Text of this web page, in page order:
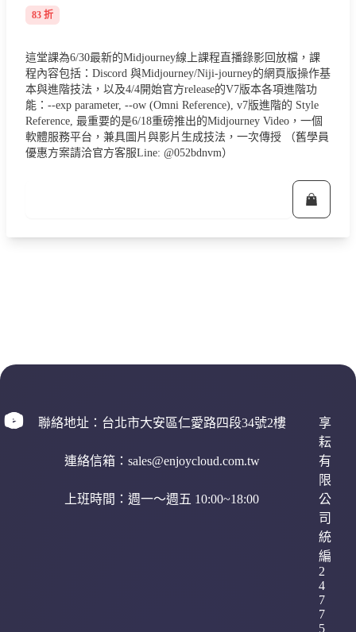
83 折
這堂課為6/30最新的Midjourney線上課程直播錄影回放檔，課
程內容包括：Discord 與Midjourney/Niji-journey的網頁版操作基
本與進階技法，以及4/4開始官方release的V7版本各項進階功
能：--exp parameter, --ow (Omni Reference), v7版進階的 Style
Reference, 最重要的是6/18重磅推出的Midjourney Video，一個
軟體服務平台，兼具圖片與影片生成技法，一次傳授 （舊學員
優惠方案請洽官方客服Line: @052bdnvm）
享
耘
有
限
公
司
統
編
2
4
7
7
5
聯絡地址：台北市大安區仁愛路四段34號2樓
連絡信箱：sales@enjoycloud.com.tw
上班時間：週一～週五 10:00~18:00